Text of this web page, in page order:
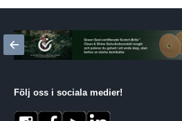
Följ oss i sociala medier!